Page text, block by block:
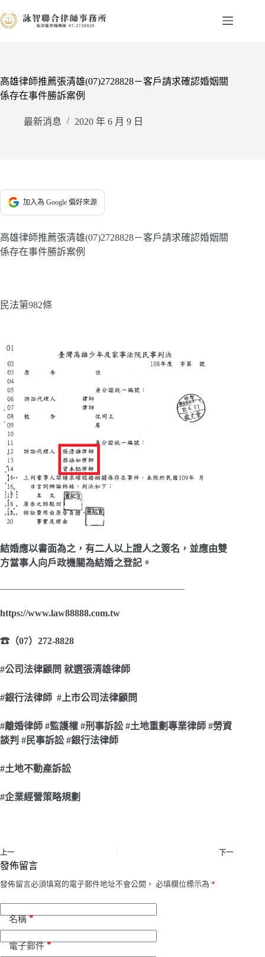
至
容
高雄律師推薦張清雄(07)2728828－客戶請求確認婚姻關
係存在事件勝訴案例
最新消息 2020 年 6 月 9 日
加入為 Google 偏好來源
高雄律師推薦張清雄(07)2728828－客戶請求確認婚姻關
係存在事件勝訴案例
民法第982條
結婚應以書面為之，有二人以上證人之簽名，並應由雙
方當事人向戶政機關為結婚之登記。
———————————————————–
https://www.law88888.com.tw
☎ （07）272-8828
#公司法律顧問 就選張清雄律師
#銀行法律師 #上市公司法律顧問
#離婚律師 #監護權 #刑事訴訟 #土地重劃專業律師 #勞資
談判 #民事訴訟 #銀行法律師
#土地不動產訴訟
#企業經營策略規劃
上一 下一
發佈留言
發佈留言必須填寫的電子郵件地址不會公開。 必填欄位標示為 *
名稱*
電子郵件*